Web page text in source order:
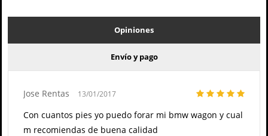
Opiniones
Envío y pago
Jose Rentas 13/01/2017
Con cuantos pies yo puedo forar mi bmw wagon y cual
m recomiendas de buena calidad